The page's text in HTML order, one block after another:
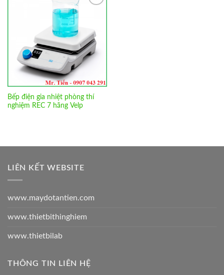
Bếp điện gia nhiệt phòng thí
nghiệm REC 7 hãng Velp
LIÊN KẾT WEBSITE
www.maydotantien.com
www.thietbithinghiem
www.thietbilab
THÔNG TIN LIÊN HỆ